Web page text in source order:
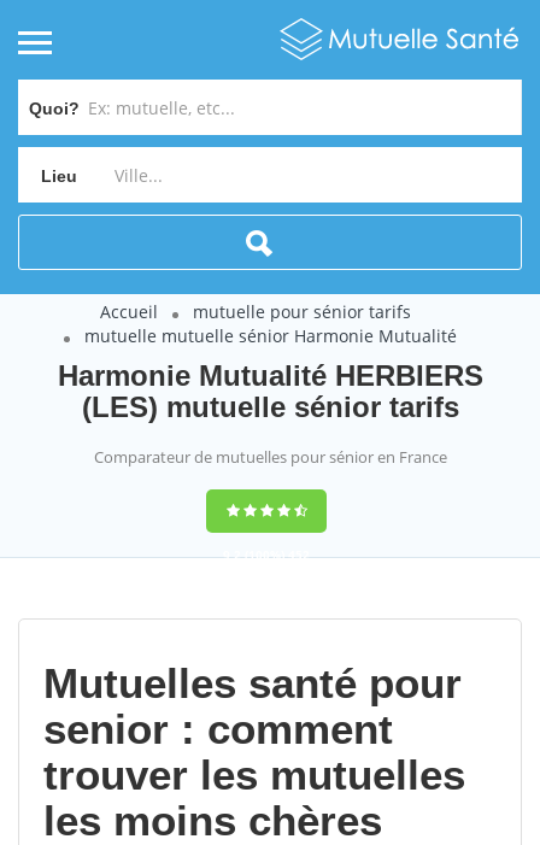
Quoi?
Lieu
Accueil
mutuelle pour sénior tarifs
mutuelle mutuelle sénior Harmonie Mutualité
Harmonie Mutualité HERBIERS
(LES) mutuelle sénior tarifs
Comparateur de mutuelles pour sénior en France
9,2(100%)452
Mutuelles santé pour
senior : comment
trouver les mutuelles
les moins chères